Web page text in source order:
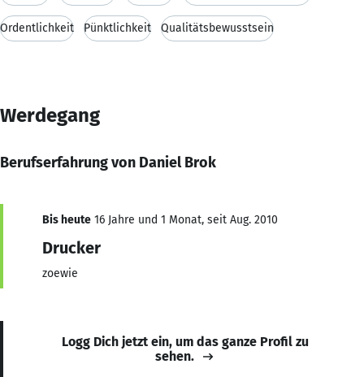
Ordentlichkeit Pünktlichkeit Qualitätsbewusstsein
Werdegang
Berufserfahrung von Daniel Brok
Bis heute 16 Jahre und 1 Monat, seit Aug. 2010
Drucker
zoewie
Logg Dich jetzt ein, um das ganze Profil zu
sehen.